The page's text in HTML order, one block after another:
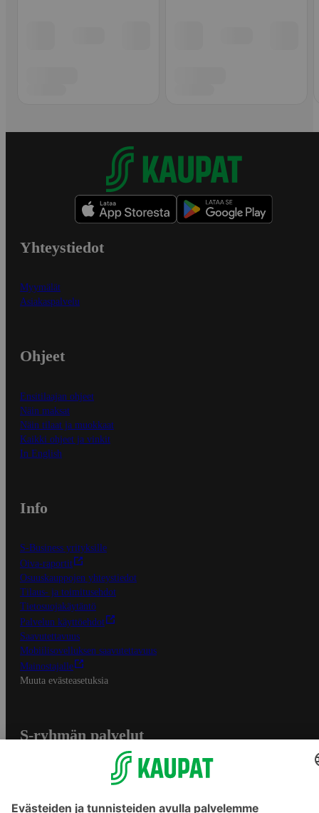
Yhteystiedot
Myymälät
Asiakaspalvelu
Ohjeet
Ensitilaajan ohjeet
Näin maksat
Näin tilaat ja muokkaat
Kaikki ohjeet ja vinkit
In English
Info
S-Business yrityksille
Oiva-raportit
Osuuskauppojen yhteystiedot
Tilaus- ja toimitusehdot
Tietosuojakäytäntö
Palvelun käyttöehdot
Saavutettavuus
Mobiilisovelluksen saavutettavuus
Mainostajalle
Muuta evästeasetuksia
S-ryhmän palvelut
Yhteishyvä Ruoka -sovellus